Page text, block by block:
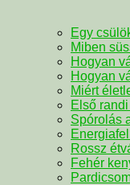
Egy
Miben
Hogyan
Hogyan
Miért
Első
Spórolás
Rossz
Fehér